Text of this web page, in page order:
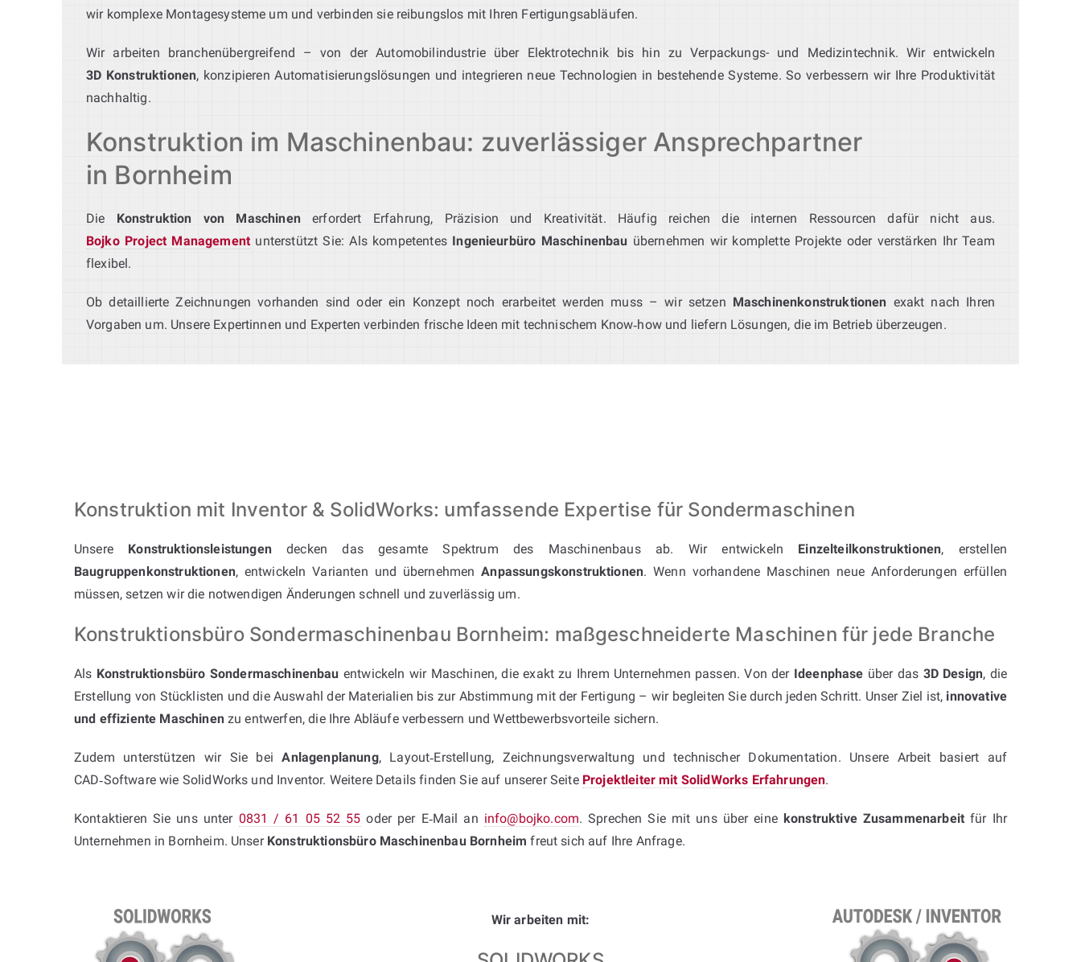
wir komplexe Montagesysteme um und verbinden sie reibungslos mit Ihren Fertigungsabläufen.
Wir arbeiten branchenübergreifend – von der Automobilindustrie über Elektrotechnik bis hin zu Verpackungs- und Medizintechnik. Wir entwickeln
3D Konstruktionen, konzipieren Automatisierungslösungen und integrieren neue Technologien in bestehende Systeme. So verbessern wir Ihre Produktivität
nachhaltig.
Konstruktion im Maschinenbau: zuverlässiger Ansprechpartner
in Bornheim
Die Konstruktion von Maschinen erfordert Erfahrung, Präzision und Kreativität. Häufig reichen die internen Ressourcen dafür nicht aus.
Bojko Project Management unterstützt Sie: Als kompetentes Ingenieurbüro Maschinenbau übernehmen wir komplette Projekte oder verstärken Ihr Team
flexibel.
Ob detaillierte Zeichnungen vorhanden sind oder ein Konzept noch erarbeitet werden muss – wir setzen Maschinenkonstruktionen exakt nach Ihren
Vorgaben um. Unsere Expertinnen und Experten verbinden frische Ideen mit technischem Know‑how und liefern Lösungen, die im Betrieb überzeugen.
Konstruktion mit Inventor & SolidWorks: umfassende Expertise für Sondermaschinen
Unsere Konstruktionsleistungendecken das gesamte Spektrum des Maschinenbaus ab. Wir entwickeln Einzelteilkonstruktionen, erstellen
Baugruppenkonstruktionen, entwickeln Varianten und übernehmenAnpassungskonstruktionen. Wenn vorhandene Maschinen neue Anforderungen erfüllen
müssen, setzen wir die notwendigen Änderungen schnell und zuverlässig um.
Konstruktionsbüro Sondermaschinenbau Bornheim: maßgeschneiderte Maschinen für jede Branche
Als Konstruktionsbüro Sondermaschinenbau entwickeln wir Maschinen, die exakt zu Ihrem Unternehmen passen. Von der Ideenphase über das 3D Design, die
Erstellung von Stücklisten und die Auswahl der Materialien bis zur Abstimmung mit der Fertigung – wir begleiten Sie durch jeden Schritt. Unser Ziel ist, innovative
und effiziente Maschinenzu entwerfen, die Ihre Abläufe verbessern und Wettbewerbsvorteile sichern.
Zudem unterstützen wir Sie beiAnlagenplanung, Layout‑Erstellung, Zeichnungsverwaltung und technischer Dokumentation. Unsere Arbeit basiert auf
CAD‑Software wie SolidWorks und Inventor. Weitere Details finden Sie auf unserer Seite Projektleiter mit SolidWorks Erfahrungen.
Kontaktieren Sie uns unter 0831 / 61 05 52 55 oder per E‑Mail an info@bojko.com. Sprechen Sie mit uns über eine konstruktive Zusammenarbeit für Ihr
Unternehmen in Bornheim. Unser Konstruktionsbüro Maschinenbau Bornheim freut sich auf Ihre Anfrage.
Wir arbeiten mit: